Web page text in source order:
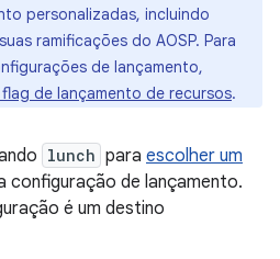
personalizadas, incluindo
ramificações do AOSP. Para
de lançamento,
de lançamento de recursos.
lunch para escolher um
configuração de lançamento.
é um destino